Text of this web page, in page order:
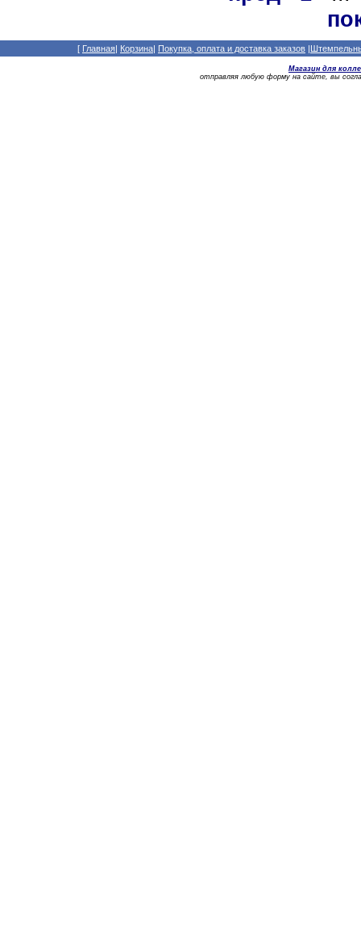
[ Главная| Корзина| Покупка, оплата и доставка заказов |
Магазин для
отправляя любую форму на сайте, вы